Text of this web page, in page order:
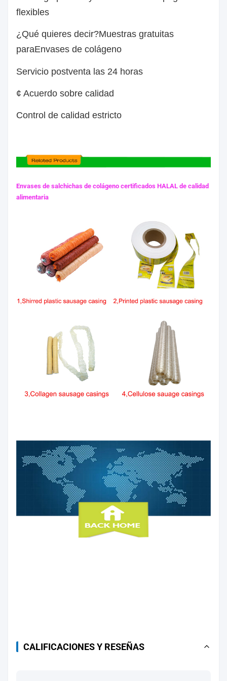
flexibles
¿Qué quieres decir?Muestras gratuitas
paraEnvases de colágeno
Servicio postventa las 24 horas
¢ Acuerdo sobre calidad
Control de calidad estricto
Envases de salchichas de colágeno certificados HALAL de calidad
alimentaria
CALIFICACIONES Y RESEÑAS